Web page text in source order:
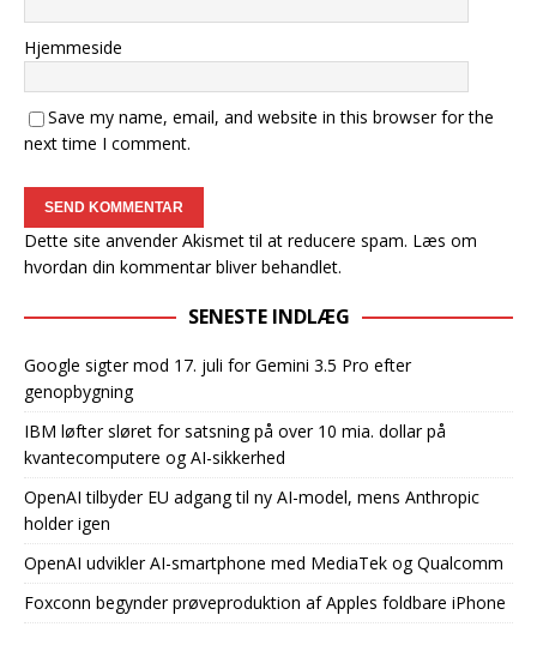
Hjemmeside
Save my name, email, and website in this browser for the
next time I comment.
Dette site anvender Akismet til at reducere spam. Læs om
hvordan din kommentar bliver behandlet.
SENESTE INDLÆG
Google sigter mod 17. juli for Gemini 3.5 Pro efter
genopbygning
IBM løfter sløret for satsning på over 10 mia. dollar på
kvantecomputere og AI-sikkerhed
OpenAI tilbyder EU adgang til ny AI-model, mens Anthropic
holder igen
OpenAI udvikler AI-smartphone med MediaTek og Qualcomm
Foxconn begynder prøveproduktion af Apples foldbare iPhone